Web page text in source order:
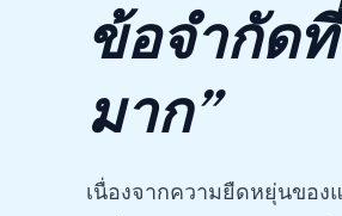
ข้อจำกัด
มาก”
เนื่องจากความยืดหยุ่นขอ